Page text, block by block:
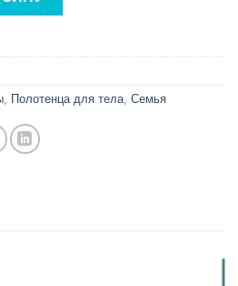
, Полотенца для тела, Семья